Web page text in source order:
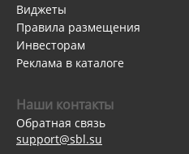
Виджеты
Правила размещения
Инвесторам
Реклама в каталоге
Наши контакты
Обратная связь
support@sbl.su